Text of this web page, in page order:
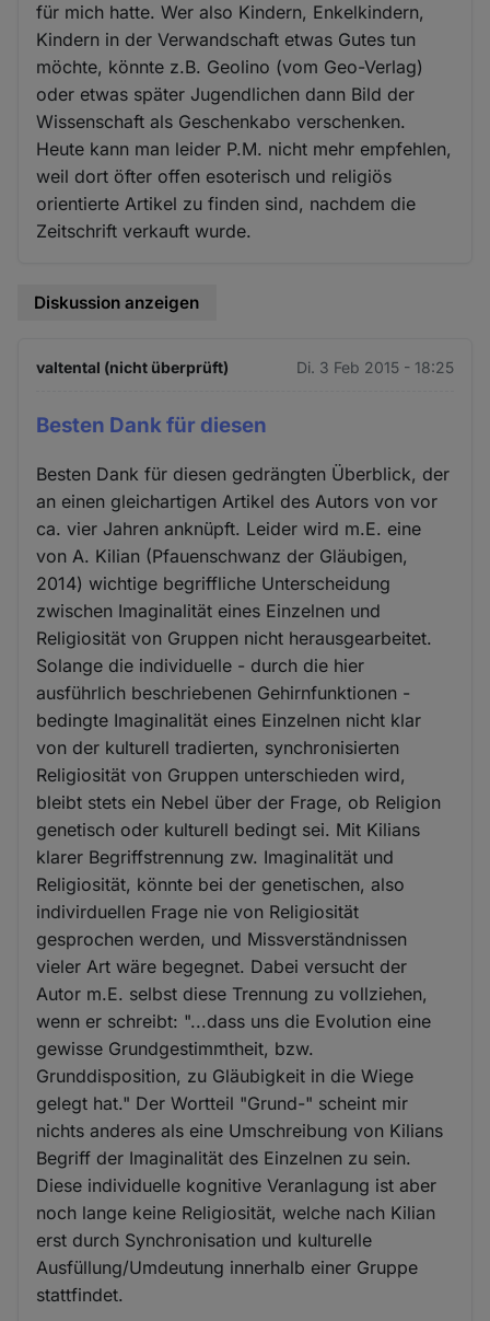
für mich hatte. Wer also Kindern, Enkelkindern,
Kindern in der Verwandschaft etwas Gutes tun
möchte, könnte z.B. Geolino (vom Geo-Verlag)
oder etwas später Jugendlichen dann Bild der
Wissenschaft als Geschenkabo verschenken.
Heute kann man leider P.M. nicht mehr empfehlen,
weil dort öfter offen esoterisch und religiös
orientierte Artikel zu finden sind, nachdem die
Zeitschrift verkauft wurde.
Diskussion anzeigen
valtental (nicht überprüft) Di. 3 Feb 2015 - 18:25
Besten Dank für diesen
Besten Dank für diesen gedrängten Überblick, der
an einen gleichartigen Artikel des Autors von vor
ca. vier Jahren anknüpft. Leider wird m.E. eine
von A. Kilian (Pfauenschwanz der Gläubigen,
2014) wichtige begriffliche Unterscheidung
zwischen Imaginalität eines Einzelnen und
Religiosität von Gruppen nicht herausgearbeitet.
Solange die individuelle - durch die hier
ausführlich beschriebenen Gehirnfunktionen -
bedingte Imaginalität eines Einzelnen nicht klar
von der kulturell tradierten, synchronisierten
Religiosität von Gruppen unterschieden wird,
bleibt stets ein Nebel über der Frage, ob Religion
genetisch oder kulturell bedingt sei. Mit Kilians
klarer Begriffstrennung zw. Imaginalität und
Religiosität, könnte bei der genetischen, also
indivirduellen Frage nie von Religiosität
gesprochen werden, und Missverständnissen
vieler Art wäre begegnet. Dabei versucht der
Autor m.E. selbst diese Trennung zu vollziehen,
wenn er schreibt: "...dass uns die Evolution eine
gewisse Grundgestimmtheit, bzw.
Grunddisposition, zu Gläubigkeit in die Wiege
gelegt hat." Der Wortteil "Grund-" scheint mir
nichts anderes als eine Umschreibung von Kilians
Begriff der Imaginalität des Einzelnen zu sein.
Diese individuelle kognitive Veranlagung ist aber
noch lange keine Religiosität, welche nach Kilian
erst durch Synchronisation und kulturelle
Ausfüllung/Umdeutung innerhalb einer Gruppe
stattfindet.